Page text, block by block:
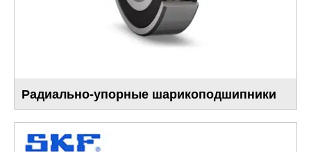
Радиально-упорные шарикоподшипники